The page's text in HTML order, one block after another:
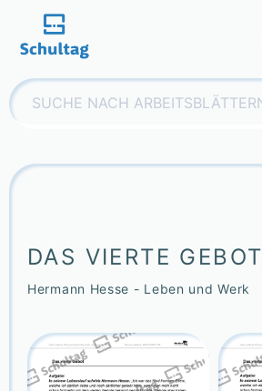
content
Suchen
nach:
DAS VIERTE GEBOT
Hermann Hesse - Leben und Werk